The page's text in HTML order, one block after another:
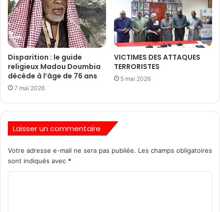
Disparition : le guide
religieux Madou Doumbia
décède à l’âge de 76 ans
7 mai 2026
VICTIMES DES ATTAQUES
TERRORISTES
5 mai 2026
Laisser un commentaire
Votre adresse e-mail ne sera pas publiée. Les champs obligatoires
sont indiqués avec *